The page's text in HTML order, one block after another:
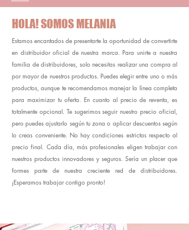
HOLA! SOMOS MELANIA
Estamos encantados de presentarte la oportunidad de convertirte
en distribuidor oficial de nuestra marca. Para unirte a nuestra
familia de distribuidores, solo necesitas realizar una compra al
por mayor de nuestros productos. Puedes elegir entre uno o más
productos, aunque te recomendamos manejar la línea completa
para maximizar tu oferta. En cuanto al precio de reventa, es
totalmente opcional. Te sugerimos seguir nuestro precio oficial,
pero puedes ajustarlo según tu zona o aplicar descuentos según
lo creas conveniente. No hay condiciones estrictas respecto al
precio final. Cada día, más profesionales eligen trabajar con
nuestros productos innovadores y seguros. Sería un placer que
formes parte de nuestra creciente red de distribuidores.
¡Esperamos trabajar contigo pronto!